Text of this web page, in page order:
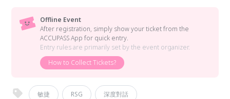
Offline Event
After registration, simply show your ticket from the
ACCUPASS App for quick entry.
Entry rules are primarily set by the event organizer.
How to Collect Tickets?
敏捷 RSG 深度對話